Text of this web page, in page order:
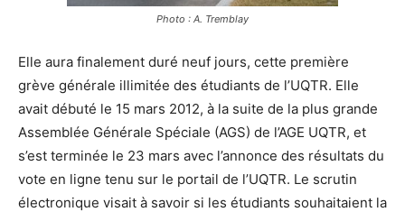
Photo : A. Tremblay
Elle aura finalement duré neuf jours, cette première
grève générale illimitée des étudiants de l’UQTR. Elle
avait débuté le 15 mars 2012, à la suite de la plus grande
Assemblée Générale Spéciale (AGS) de l’AGE UQTR, et
s’est terminée le 23 mars avec l’annonce des résultats du
vote en ligne tenu sur le portail de l’UQTR. Le scrutin
électronique visait à savoir si les étudiants souhaitaient la